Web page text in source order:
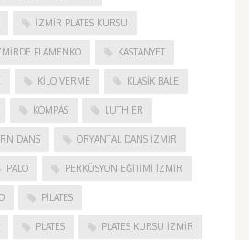
İZMIR PLATES KURSU
FLAMENKO KASTANYET
KILO VERME KLASIK BALE
KOMPAS LUTHIER
DANS ORYANTAL DANS İZMIR
PALO PERKÜSYON EĞITIMI İZMIR
PILATES
PLATES PLATES KURSU İZMIR